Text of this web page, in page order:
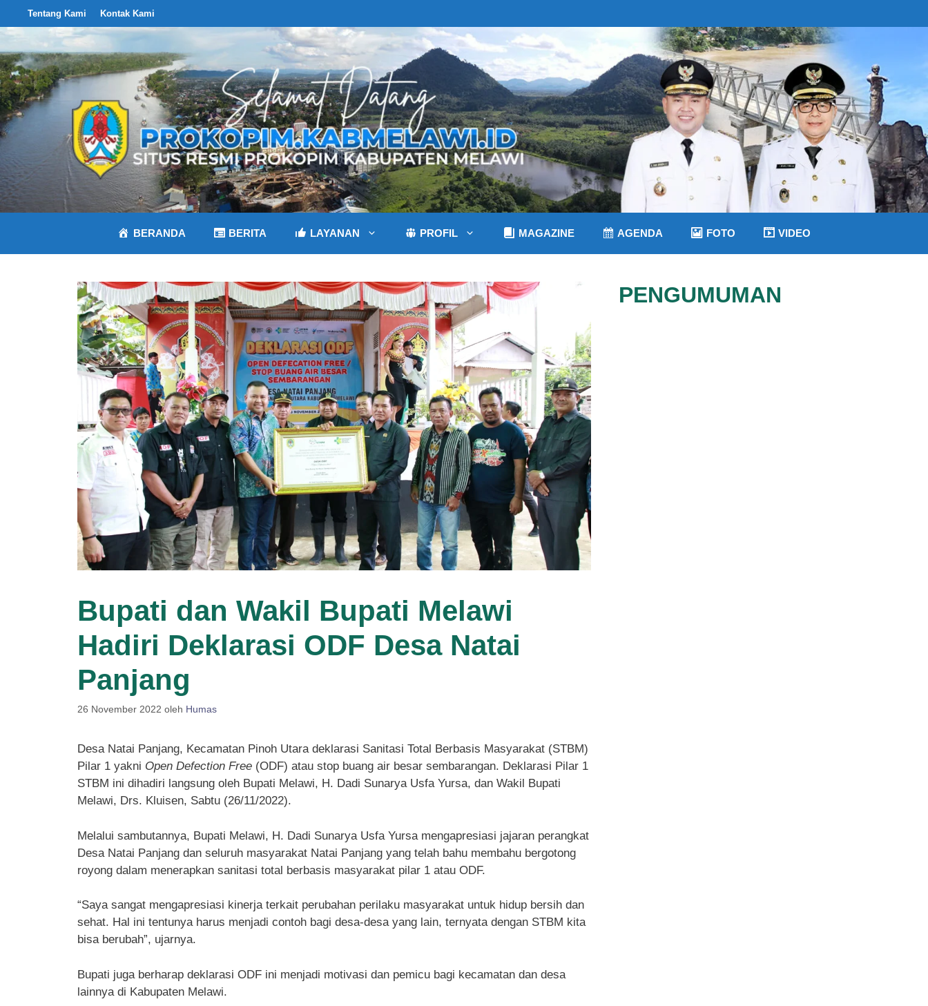
Langsung
ke
Tentang Kami Kontak Kami
BERANDA BERITA LAYANAN PROFIL MAGAZINE AGENDA FOTO VIDEO
Bupati dan Wakil Bupati Melawi
Hadiri Deklarasi ODF Desa Natai
Panjang
26 November 2022 oleh Humas
Desa Natai Panjang, Kecamatan Pinoh Utara deklarasi Sanitasi Total Berbasis Masyarakat (STBM)
Pilar 1 yakni Open Defection Free (ODF) atau stop buang air besar sembarangan. Deklarasi Pilar 1
STBM ini dihadiri langsung oleh Bupati Melawi, H. Dadi Sunarya Usfa Yursa, dan Wakil Bupati
Melawi, Drs. Kluisen, Sabtu (26/11/2022).
Melalui sambutannya, Bupati Melawi, H. Dadi Sunarya Usfa Yursa mengapresiasi jajaran perangkat
Desa Natai Panjang dan seluruh masyarakat Natai Panjang yang telah bahu membahu bergotong
royong dalam menerapkan sanitasi total berbasis masyarakat pilar 1 atau ODF.
“Saya sangat mengapresiasi kinerja terkait perubahan perilaku masyarakat untuk hidup bersih dan
sehat. Hal ini tentunya harus menjadi contoh bagi desa-desa yang lain, ternyata dengan STBM kita
bisa berubah”, ujarnya.
Bupati juga berharap deklarasi ODF ini menjadi motivasi dan pemicu bagi kecamatan dan desa
lainnya di Kabupaten Melawi.
PENGUMUMAN